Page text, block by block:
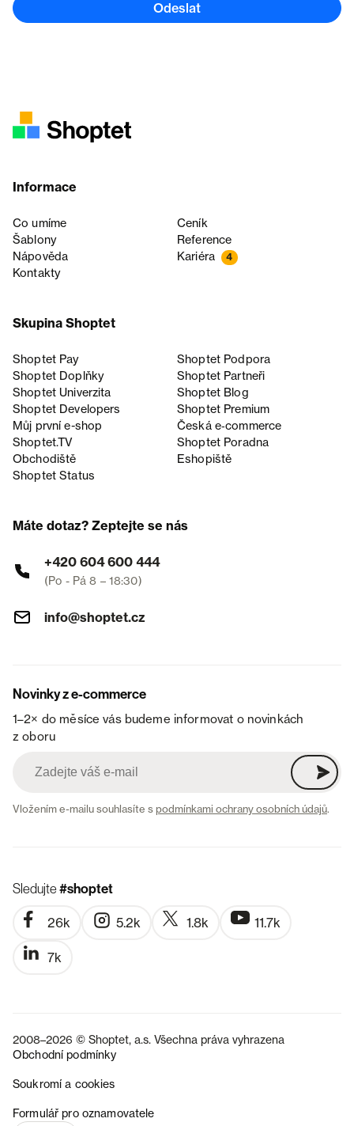
Odeslat
Informace
Co umíme
Ceník
Šablony
Reference
Nápověda
Kariéra 4
Kontakty
Skupina Shoptet
Shoptet Pay
Shoptet Podpora
Shoptet Doplňky
Shoptet Partneři
Shoptet Univerzita
Shoptet Blog
Shoptet Developers
Shoptet Premium
Můj první e-shop
Česká e‑commerce
Shoptet.TV
Shoptet Poradna
Obchodiště
Eshopiště
Shoptet Status
Máte dotaz? Zeptejte se nás
+420 604 600 444
(Po - Pá 8 – 18:30)
info@shoptet.cz
Novinky z e-commerce
1–2× do měsíce vás budeme informovat o novinkách
z oboru
Vložením e-mailu souhlasíte spodmínkami ochrany osobních údajů.
Sledujte#shoptet
26k 5.2k 1.8k 11.7k
7k
2008–2026 © Shoptet, a.s. Všechna práva vyhrazena
Obchodní podmínky
Soukromí a cookies
Formulář pro oznamovatele